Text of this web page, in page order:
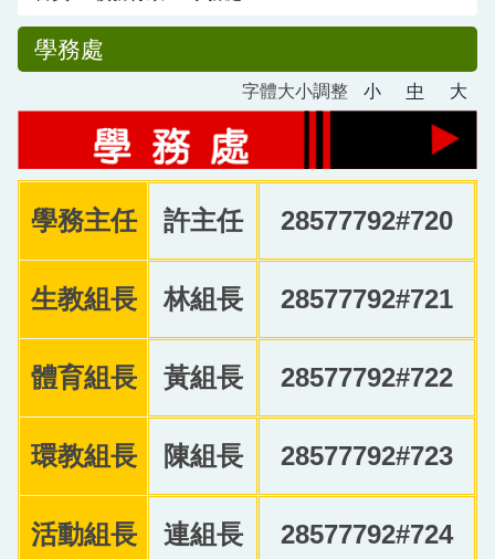
學務處
字體大小調整 小 中 大
學務主任 許主任 28577792#720
生教組長 林組長 28577792#721
體育組長 黃組長 28577792#722
環教組長 陳組長 28577792#723
活動組長 連組長 28577792#724